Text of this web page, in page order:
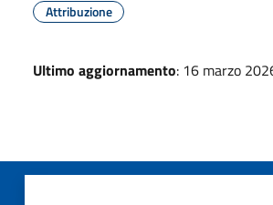
Attribuzione
Ultimo aggiornamento: 16 marzo